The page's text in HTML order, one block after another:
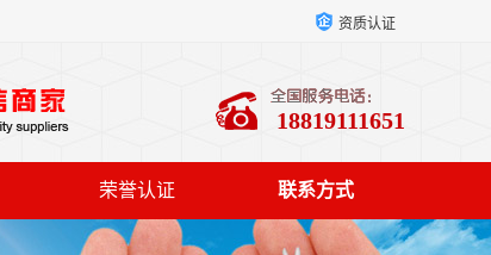
资质认证
18819111651
荣誉认证 联系方式